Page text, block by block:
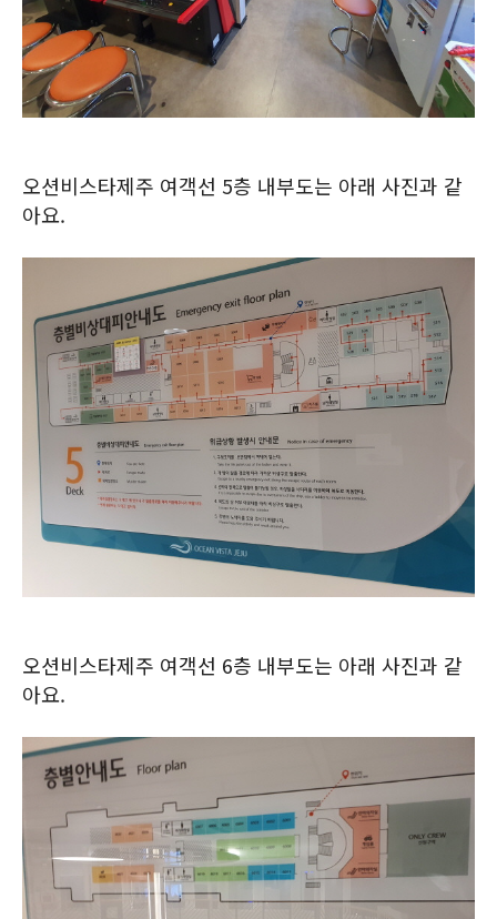
오션비스타제주 여객선 5층 내부도는 아래 사진과 같
아요.
오션비스타제주 여객선 6층 내부도는 아래 사진과 같
아요.